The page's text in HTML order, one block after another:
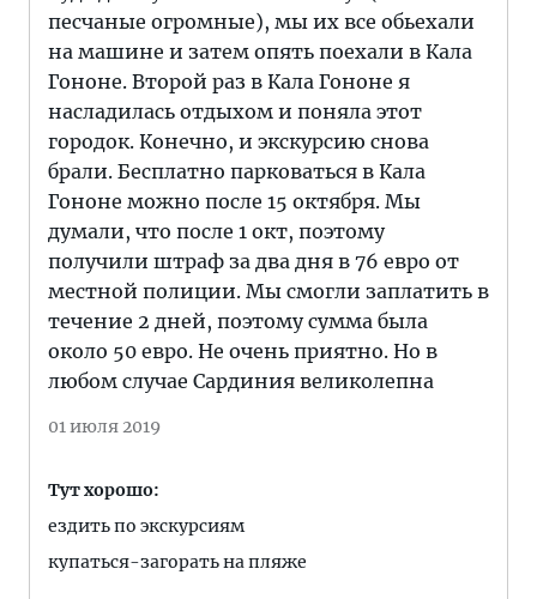
песчаные огромные), мы их все обьехали
на машине и затем опять поехали в Кала
Гононе. Второй раз в Кала Гононе я
насладилась отдыхом и поняла этот
городок. Конечно, и экскурсию снова
брали. Бесплатно парковаться в Кала
Гононе можно после 15 октября. Мы
думали, что после 1 окт, поэтому
получили штраф за два дня в 76 евро от
местной полиции. Мы смогли заплатить в
течение 2 дней, поэтому сумма была
около 50 евро. Не очень приятно. Но в
любом случае Сардиния великолепна
01 июля 2019
Тут хорошо:
ездить по экскурсиям
купаться-загорать на пляже